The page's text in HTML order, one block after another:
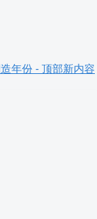
年份 - 顶部新内容